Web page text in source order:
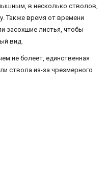
в несколько стволов,
Также время от времени
засохшие листья, чтобы
вид.
не болеет, единственная
ствола из-за чрезмерного